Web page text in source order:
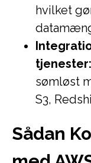
hvilket
tjenester:
sømløst
S3,
Sådan